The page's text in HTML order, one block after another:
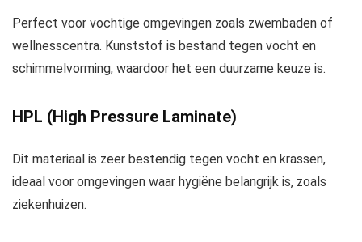
Perfect voor vochtige omgevingen zoals zwembaden of
wellnesscentra. Kunststof is bestand tegen vocht en
schimmelvorming, waardoor het een duurzame keuze is.
HPL (High Pressure Laminate)
Dit materiaal is zeer bestendig tegen vocht en krassen,
ideaal voor omgevingen waar hygiëne belangrijk is, zoals
ziekenhuizen.